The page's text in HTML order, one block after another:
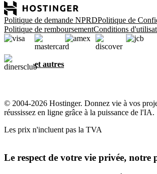
Politique de demande NPRDPolitique de
Politique de remboursementConditions
et autres
© 2004-2026 Hostinger. Donnez vie à vos
réussissez en ligne grâce à la puissance de l'IA.
Les prix n'incluent pas la TVA
Le respect de votre vie privée, notre